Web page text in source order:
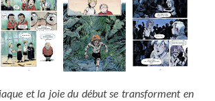
et la joie du début se transforment en